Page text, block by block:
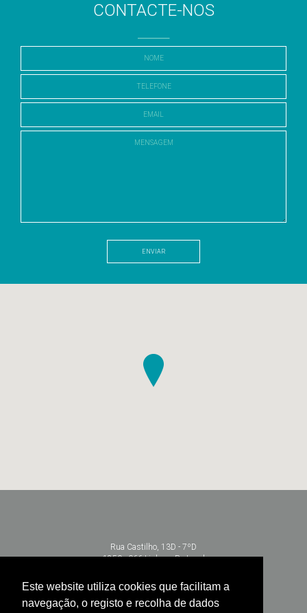
Este website utiliza cookies que facilitam a
navegação, o registo e recolha de dados
CONTACTE-NOS
Rua Castilho, 13D - 7ºD
1250 - 066 Lisboa - Portugal
info@lisbondentalspa.pt